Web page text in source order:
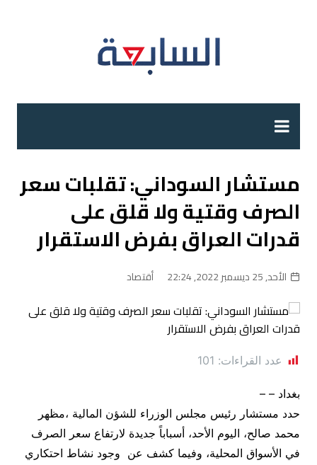
مستشار السوداني: تقلبات سعر
الصرف وقتية ولا قلق على
قدرات العراق بفرض الاستقرار
الأحد, 25 ديسمبر 2022, 22:24 أقتصاد
عدد القراءات: 101
بغداد – –
حدد مستشار رئيس مجلس الوزراء للشؤن المالية ،مظهر
محمد صالح، اليوم الأحد، أسباباً جديدة لارتفاع سعر الصرف
في الأسواق المحلية، وفيما كشف عن وجود نشاط احتكاري